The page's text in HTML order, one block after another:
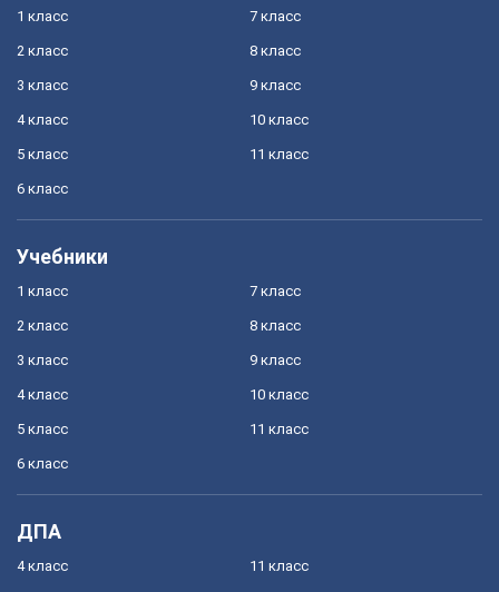
1 класс
2 класс
3 класс
4 класс
5 класс
6 класс
7 класс
8 класс
9 класс
10 класс
11 класс
Учебники
1 класс
2 класс
3 класс
4 класс
5 класс
6 класс
7 класс
8 класс
9 класс
10 класс
11 класс
ДПА
4 класс 11 класс